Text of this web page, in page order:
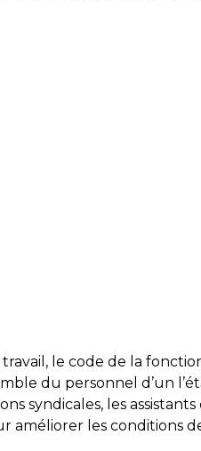
le code de la
du personnel d’un
syndicales, les
améliorer les conditions